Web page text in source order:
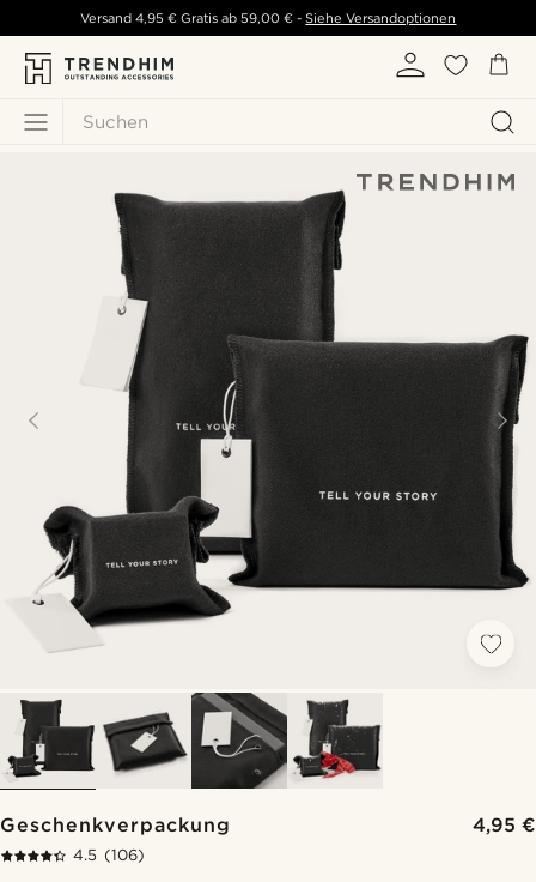
Suchen
Versand 4,95 € Gratis ab 59,00 € - Siehe Versandoptionen
Geschenkverpackung 4,95 €
4.5 (106)